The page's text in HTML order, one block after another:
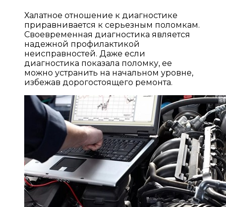
Халатное отношение к диагностике
приравнивается к серьезным поломкам.
Своевременная диагностика является
надежной профилактикой
неисправностей. Даже если
диагностика показала поломку, ее
можно устранить на начальном уровне,
избежав дорогостоящего ремонта.